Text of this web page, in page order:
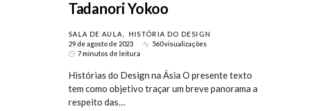
Tadanori Yokoo
SALA DE AULA
HISTÓRIA DO DESIGN
29 de agosto de 2023
560 visualizações
7 minutos de leitura
Histórias do Design na Ásia O presente texto
tem como objetivo traçar um breve panorama a
respeito das…